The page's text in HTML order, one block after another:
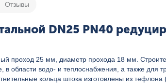
Отзывы
DN25 PN40
проход 25 мм, диаметр прохода 18 мм.
водо- и теплоснабжения, а также для
кольца штока изготовлены из